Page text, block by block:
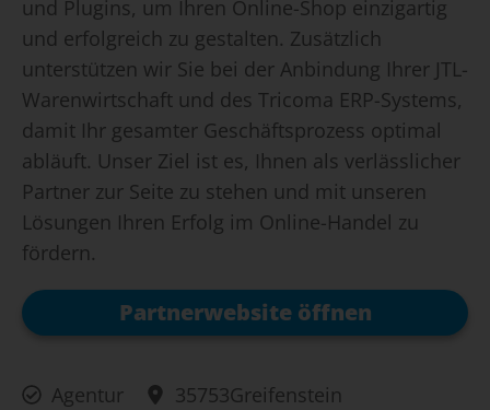
und Plugins, um Ihren Online-Shop einzigartig
und erfolgreich zu gestalten. Zusätzlich
unterstützen wir Sie bei der Anbindung Ihrer JTL-
Warenwirtschaft und des Tricoma ERP-Systems,
damit Ihr gesamter Geschäftsprozess optimal
abläuft. Unser Ziel ist es, Ihnen als verlässlicher
Partner zur Seite zu stehen und mit unseren
Lösungen Ihren Erfolg im Online-Handel zu
fördern.
Partnerwebsite öffnen
Agentur 35753Greifenstein